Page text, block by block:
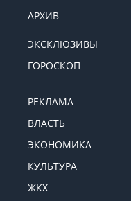
АРХИВ
ЭКСКЛЮЗИВЫ
ГОРОСКОП
РЕКЛАМА
ВЛАСТЬ
ЭКОНОМИКА
КУЛЬТУРА
ЖКХ